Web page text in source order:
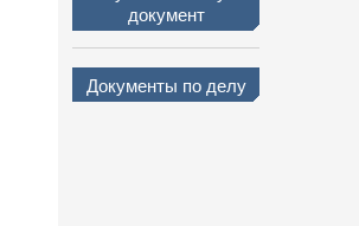
документ
Документы по делу